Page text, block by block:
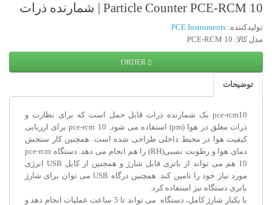
Particle Counter PCE-RCM 10 | شمارنده ذرات
تولیدکننده: PCE Instruments
مدل کالا: PCE-RCM 10
ORDER
توضیحات
pce-rcm10 یک شمارنده ذرات قابل حمل است که برای نظارت و
ذرات معلق در هوا (pm) استفاده می شود. pce-rcm 10 برای ارزیابی
کیفیت هوا در محیط داخلی طراحی شده است. همچنین کار سنجش
دمای هوا و رطوبت نسبی(RH) را هم انجام می دهد. دستگاه pce-rcm
10 هم می تواند از باتری قابل شارژ و همجنین از کابل USB انرژی
مورد نیاز خود را تامین کند. همچنین درگاه USB می توان برای شارژ
باتری دستگاه نیز استفاده کرد.
با یکبار شارژ کامل، دستگاه می تواند تا 5 ساعت عملیات انجام دهد و